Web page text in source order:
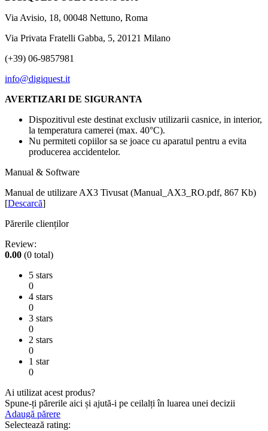
Via Avisio, 18, 00048 Nettuno, Roma
Via Privata Fratelli Gabba, 5, 20121 Milano
(+39) 06-9857981
info@digiquest.it
AVERTIZARI DE SIGURANTA
Dispozitivul este destinat exclusiv utilizarii casnice, in interior,
la temperatura camerei (max. 40°C).
Nu permiteti copiilor sa se joace cu aparatul pentru a evita
producerea accidentelor.
Manual & Software
Manual de utilizare AX3 Tivusat (Manual_AX3_RO.pdf, 867 Kb)
[Descarcă]
Părerile clienților
Review:
0.00 (0 total)
5 stars
0
4 stars
0
3 stars
0
2 stars
0
1 star
0
Ai utilizat acest produs?
Spune-ți părerile aici și ajută-i pe ceilalți în luarea unei decizii
Adaugă părere
Selectează rating: